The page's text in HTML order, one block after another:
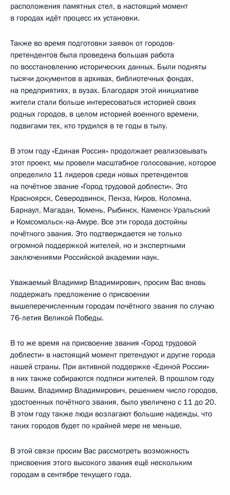
расположения памятных стел, в настоящий момент
в городах идёт процесс их установки.
Также во время подготовки заявок от городов-
претендентов была проведена большая работа
по восстановлению исторических данных. Были подняты
тысячи документов в архивах, библиотечных фондах,
на предприятиях, в вузах. Благодаря этой инициативе
жители стали больше интересоваться историей своих
родных городов, в целом историей военного времени,
подвигами тех, кто трудился в те годы в тылу.
В этом году «Единая Россия» продолжает реализовывать
этот проект, мы провели масштабное голосование, которое
определило 11 лидеров среди новых претендентов
на почётное звание «Город трудовой доблести». Это
Красноярск, Северодвинск, Пенза, Киров, Коломна,
Барнаул, Магадан, Тюмень, Рыбинск, Каменск-Уральский
и Комсомольск-на-Амуре. Все эти города достойны
почётного звания. Это подтверждается не только
огромной поддержкой жителей, но и экспертными
заключениями Российской академии наук.
Уважаемый Владимир Владимирович, просим Вас вновь
поддержать предложение о присвоении
вышеперечисленным городам почётного звания по случаю
76-летия Великой Победы.
В то же время на присвоение звания «Город трудовой
доблести» в настоящий момент претендуют и другие города
нашей страны. При активной поддержке «Единой России»
в них также собираются подписи жителей. В прошлом году
Вашим, Владимир Владимирович, решением число городов,
удостоенных почётного звания, было увеличено с 11 до 20.
В этом году также люди возлагают большие надежды, что
таких городов будет по крайней мере не меньше.
В этой связи просим Вас рассмотреть возможность
присвоения этого высокого звания ещё нескольким
городам в сентябре текущего года.